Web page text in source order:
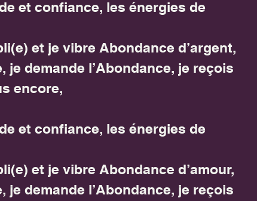
et confiance, les énergies de
et je vibre Abondance d’argent,
je demande l’Abondance, je reçois
encore,
et confiance, les énergies de
et je vibre Abondance d’amour,
je demande l’Abondance, je reçois